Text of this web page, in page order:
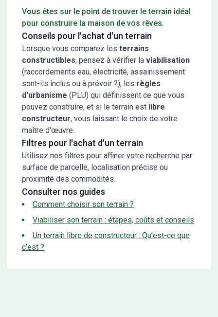
Vous êtes sur le point de trouver le terrain idéal
pour construire la maison de vos rêves.
Conseils pour l'achat d'un terrain
Lorsque vous comparez les terrains
constructibles, pensez à vérifier la viabilisation
(raccordements eau, électricité, assainissement
sont-ils inclus ou à prévoir ?), les règles
d'urbanisme (PLU) qui définissent ce que vous
pouvez construire, et si le terrain est libre
constructeur, vous laissant le choix de votre
maître d'œuvre.
Filtres pour l'achat d'un terrain
Utilisez nos filtres pour affiner votre recherche par
surface de parcelle, localisation précise ou
proximité des commodités.
Consulter nos guides
Comment choisir son terrain ?
Viabiliser son terrain : étapes, coûts et conseils
Un terrain libre de constructeur : Qu’est-ce que
c’est ?